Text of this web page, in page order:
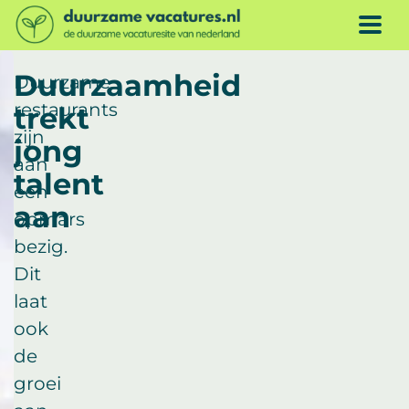
Doorgaan naar inhoud
Duurzaamheid
trekt
jong
talent
aan
Duurzame
restaurants
zijn
aan
een
opmars
bezig.
Dit
laat
ook
de
groei